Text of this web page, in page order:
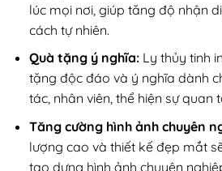
lúc mọi nơi, giúp tăng độ nhận
cách tự nhiên.
Quà tặng ý nghĩa:Ly thủy tinh
tặng độc đáo và ý nghĩa dành
tác, nhân viên, thể hiện sự quan
Tăng cường hình ảnh chuyên
lượng cao và thiết kế đẹp mắt
tạo dựng hình ảnh chuyên